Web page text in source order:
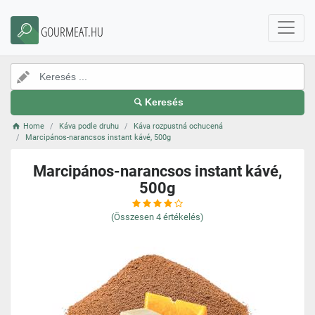
GOURMEAT.HU
Keresés
Home Káva podle druhu
Káva rozpustná ochucená
Marcipános-narancsos instant kávé, 500g
Marcipános-narancsos instant kávé,
500g
(Összesen 4 értékelés)